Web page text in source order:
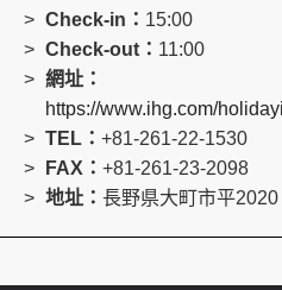
Check-in： 15:00
Check-out： 11:00
網址：
https://www.ihg.com/
TEL： +81-261-22-1530
FAX： +81-261-23-2098
地址： 長野県大町市平2020